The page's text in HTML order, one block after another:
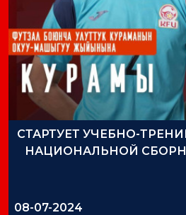
СТАРТУЕТ УЧЕБНО-
НАЦИОНАЛЬНОЙ
08-07-2024